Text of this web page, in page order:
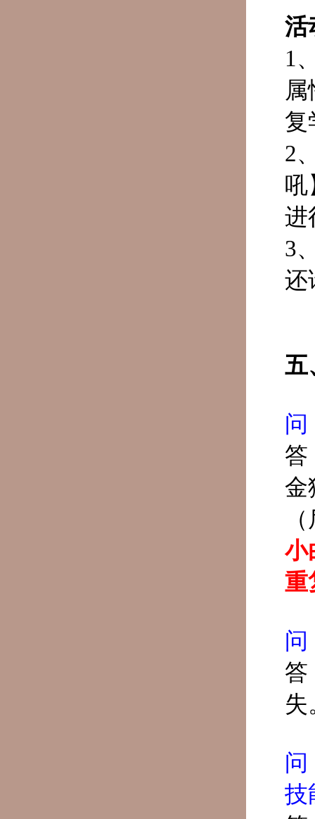
活
1
复
2
吼
进
3
还
五
问
答
金
小
重
问
答
失
问
技